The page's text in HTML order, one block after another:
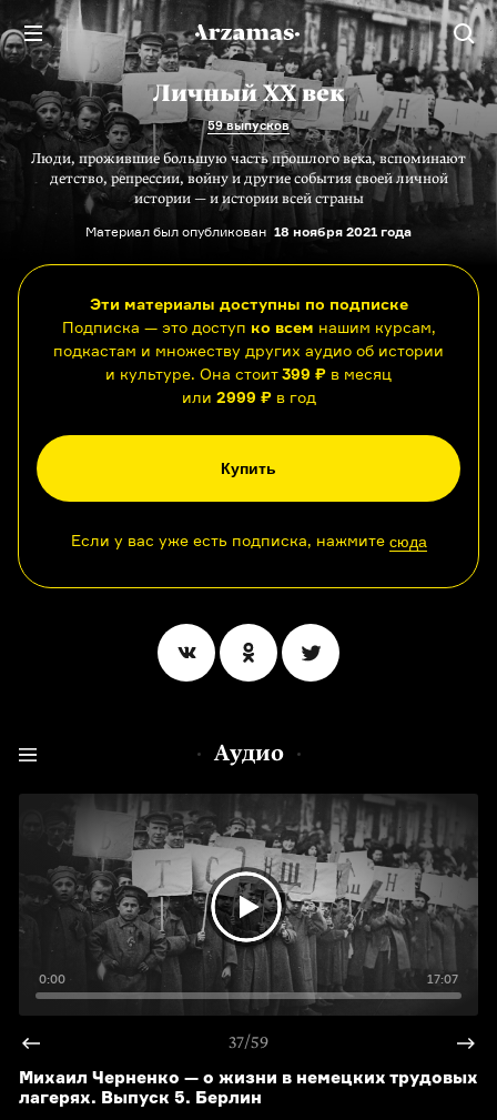
Личный XX век
59 выпусков
Люди, прожившие большую часть прошлого века, вспоминают
детство, репрессии, войну и другие события своей личной
истории — и истории всей страны
Материал был опубликован 18 ноября 2021 года
Эти материалы доступны по подписке
Подписка — это доступ ко всем нашим курсам,
подкастам и множеству других аудио об истории
и культуре. Она стоит399 ₽ в месяц
или 2999 ₽в год
Купить
Если у вас уже есть подписка, нажмите сюда
Аудио
0:00 17:07
37/59
Михаил Черненко — о жизни в немецких трудовых
лагерях. Выпуск 5. Берлин